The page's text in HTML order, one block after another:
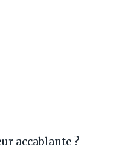
accablante ?